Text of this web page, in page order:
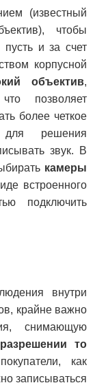
(известный
чтобы
и за счет
корпусной
объектив,
позволяет
более четкое
для решения
звук. В
камеры
встроенного
подключить
внутри
крайне важно
снимающую
то
как
записываться